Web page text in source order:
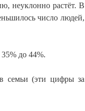
неуклонно растёт. В
число людей,
до 44%.
семьи (эти цифры за